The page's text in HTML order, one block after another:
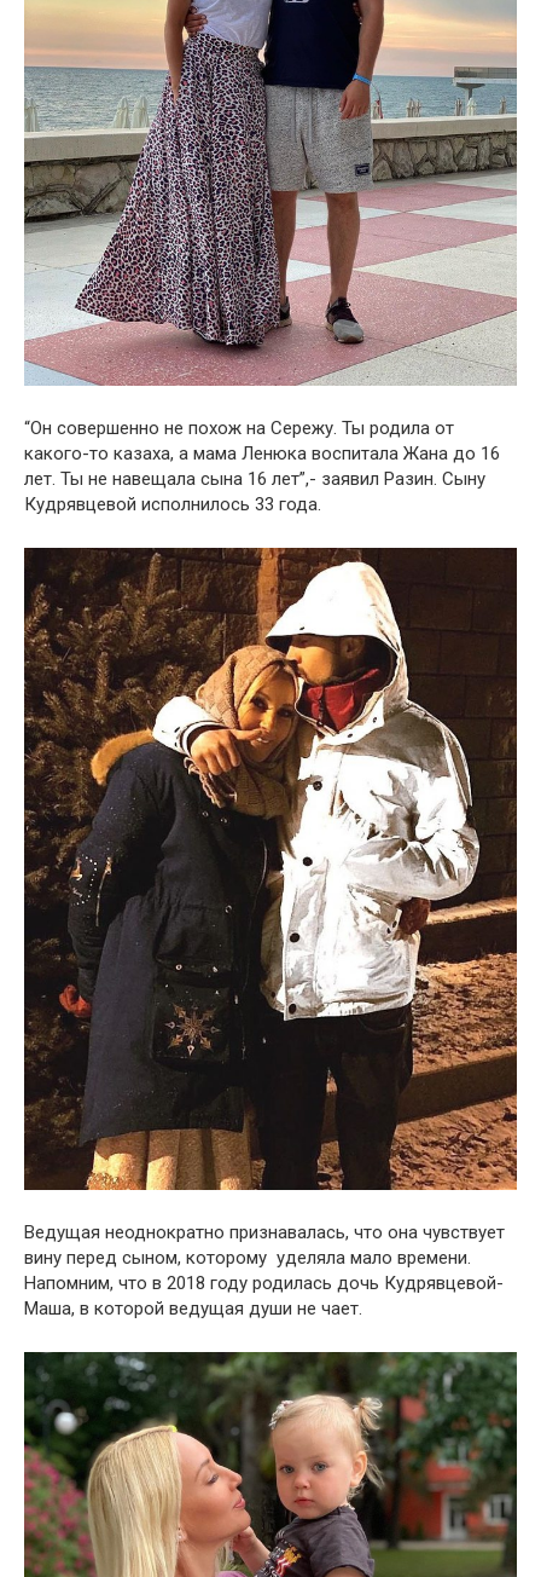
“Он совершенно не похож на Сережу. Ты родила от
какого-то казаха, а мама Ленюка воспитала Жана до 16
лет. Ты не навещала сына 16 лет”,- заявил Разин. Сыну
Кудрявцевой исполнилось 33 года.
Ведущая неоднократно признавалась, что она чувствует
вину перед сыном, которому уделяла мало времени.
Напомним, что в 2018 году родилась дочь Кудрявцевой-
Маша, в которой ведущая души не чает.